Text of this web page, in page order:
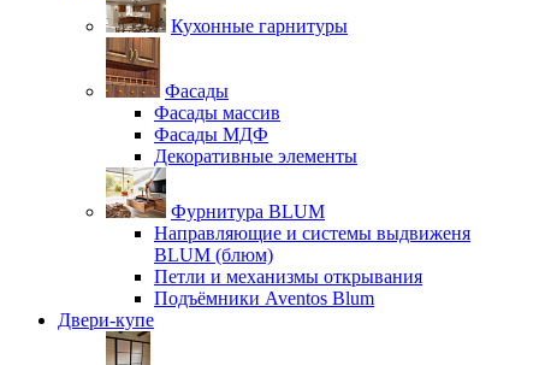
Кухонные гарнитуры
Фасады
Фасады массив
Фасады МДФ
Декоративные элементы
Фурнитура BLUM
Направляющие и системы выдвиженя
BLUM (блюм)
Петли и механизмы открывания
Подъёмники Aventos Blum
Двери-купе